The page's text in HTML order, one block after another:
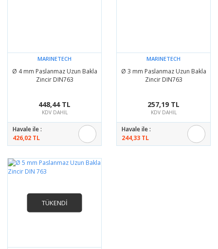
MARINETECH
Ø 4 mm Paslanmaz Uzun Bakla
Zincir DIN763
448,44 TL
KDV DAHİL
Havale ile :
426,02 TL
MARINETECH
Ø 3 mm Paslanmaz Uzun Bakla
Zincir DIN763
257,19 TL
KDV DAHİL
Havale ile :
244,33 TL
TÜKENDİ